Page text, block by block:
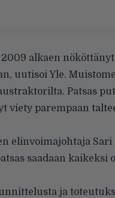
alkaen nököttänyt
uutisoiYle.
Patsas
viety parempaan
elinvoimajohtaja
saadaan kaikeksi
ja